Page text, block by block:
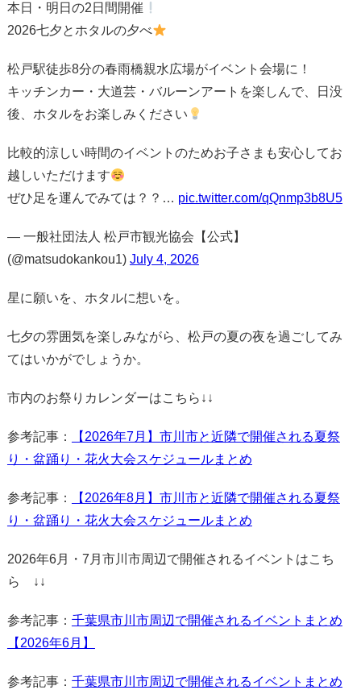
本日・明日の2日間開催
2026七夕とホタルの夕べ
松戸駅徒歩8分の春雨橋親水広場がイベント会場に！
キッチンカー・大道芸・バルーンアートを楽しんで、日没
後、ホタルをお楽しみください
比較的涼しい時間のイベントのためお子さまも安心してお
越しいただけます
ぜひ足を運んでみては？？… pic.twitter.com/qQnmp3b8U5
— 一般社団法人 松戸市観光協会【公式】
(@matsudokankou1) July 4, 2026
星に願いを、ホタルに想いを。
七夕の雰囲気を楽しみながら、松戸の夏の夜を過ごしてみ
てはいかがでしょうか。
市内のお祭りカレンダーはこちら↓↓
参考記事：
【2026年7月】市川市と近隣で開催される夏祭
り・盆踊り・花火大会スケジュールまとめ
参考記事：
【2026年8月】市川市と近隣で開催される夏祭
り・盆踊り・花火大会スケジュールまとめ
2026年6月・7月市川市周辺で開催されるイベントはこち
ら ↓↓
参考記事： 千葉県市川市周辺で開催されるイベントまとめ
【2026年6月】
参考記事： 千葉県市川市周辺で開催されるイベントまとめ